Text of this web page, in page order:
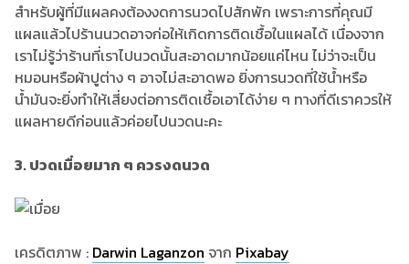
สำหรับผู้ที่มีแผลคงต้องงดการนวดไปสักพัก เพราะการที่คุณมี
แผลแล้วไปร้านนวดอาจก่อให้เกิดการติดเชื้อในแผลได้ เนื่องจาก
เราไม่รู้ว่าร้านที่เราไปนวดนั้นสะอาดมากน้อยแค่ไหน ไม่ว่าจะเป็น
หมอนหรือผ้าปูต่าง ๆ อาจไม่สะอาดพอ ยิ่งการนวดที่ใช้น้ำหรือ
น้ำมันจะยิ่งทำให้เสี่ยงต่อการติดเชื้อเอาได้ง่าย ๆ ทางที่ดีเราควรให้
แผลหายดีก่อนแล้วค่อยไปนวดนะคะ
3. ปวดเมื่อยมาก ๆ ควรงดนวด
เครดิตภาพ : Darwin Laganzon จาก Pixabay